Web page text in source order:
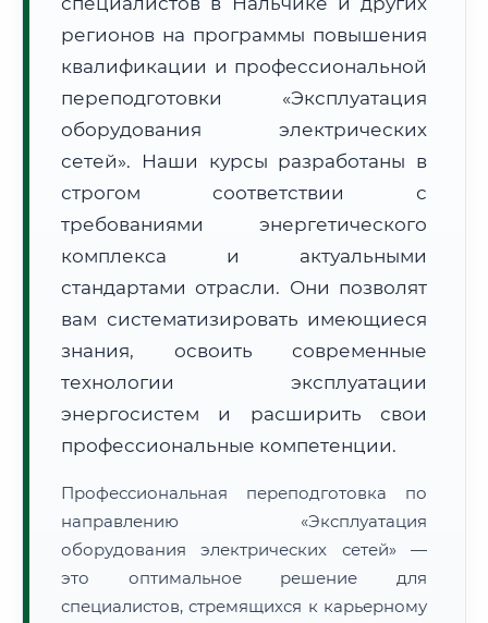
Расчет логистики оригиналов:
• Маршрут транзита:~3 076 км
📜 Документы и аккредитация
регионов на программы повышения
квалификации и профессиональной
переподготовки «Эксплуатация
оборудования электрических
сетей». Наши курсы разработаны в
строгом соответствии с
требованиями энергетического
комплекса и актуальными
стандартами отрасли. Они позволят
вам систематизировать имеющиеся
знания, освоить современные
технологии эксплуатации
энергосистем и расширить свои
профессиональные компетенции.
Профессиональная переподготовка по
направлению «Эксплуатация
оборудования электрических сетей» —
это оптимальное решение для
специалистов, стремящихся к карьерному